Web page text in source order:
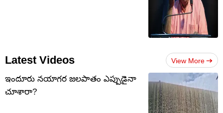
Latest Videos View More
ఇందూరు నయాగర జలపాతం ఎప్పుడైనా
చూశారా?